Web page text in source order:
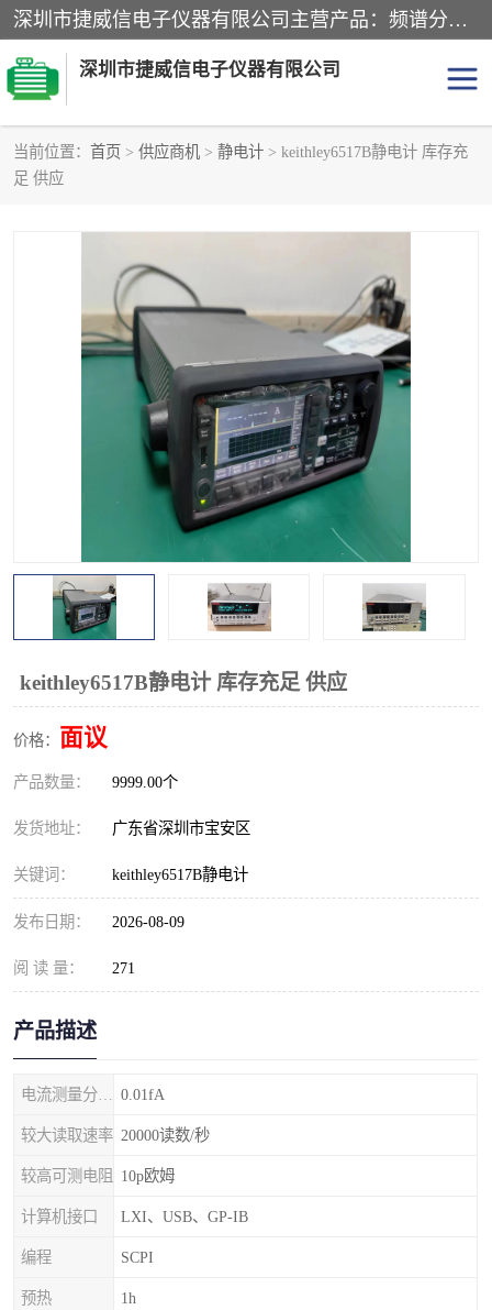
深圳市捷威信电子仪器有限公司主营产品：频谱分析仪.信号发生器.网络分析仪.音频分析仪，示波器，电源，音频分析仪。综合测试仪。蓝牙测试仪等
深圳市捷威信电子仪器有限公司
当前位置： 首页 > 供应商机 > 静电计 > keithley6517B静电计 库存充
足 供应
keithley6517B静电计 库存充足 供应
价格： 面议
产品数量： 9999.00个
发货地址： 广东省深圳市宝安区
关键词： keithley6517B静电计
发布日期： 2026-08-09
阅 读 量： 271
产品描述
0.01fA
较大读取速率 20000读数/秒
较高可测电阻 10p欧姆
计算机接口 LXI、USB、GP-IB
编程 SCPI
预热 1h
探头
音频分析仪 天馈线测试仪
万用表 信号源
数据采集仪
数字源表
函数信号发生器
示波器 直流电源
阻抗分析仪 LCR电桥
频率计 无线测试仪
静电计